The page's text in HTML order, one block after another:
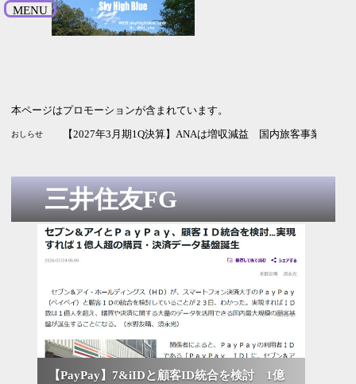
MENU
本ページはプロモーションが含まれています。
おしらせ 【2026年9月期3Q決算】HENNGEは増収増益 純利益の進捗率
【2027年3月期1Q決算】MUFGは増収増益 通期予想は変えず
【2026年12月期2Q決算】コカ・コーラは今回も増収増益 純
【2027年3月期1Q決算】NECは増収増益 純利益は2.5倍 通
【2027年3月期1Q決算】ANAは増収減益 国内旅客事業の改
三井住友FG
【PayPay】7&iIDと顧客ID統合を検討 1億